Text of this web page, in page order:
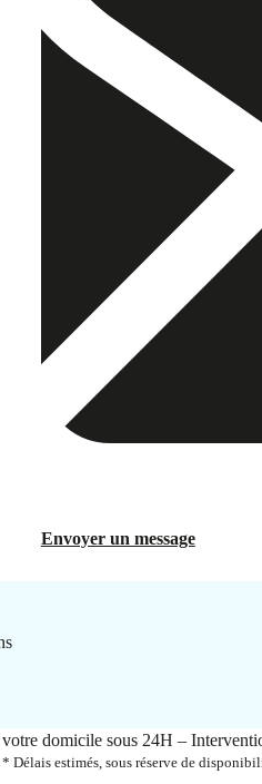
Envoyer un message
domicile sous 24H –
* Délais estimés, sous réserve de